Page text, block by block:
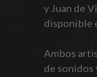
y Juan de
disponible
Ambos
de sonidos